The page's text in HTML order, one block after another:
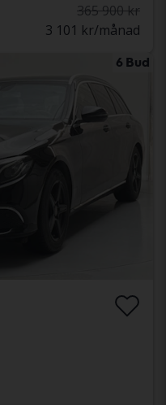
365 900 kr
3 101 kr/månad
6 Bud